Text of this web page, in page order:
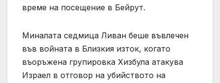
време на посещение в Бейрут.
Миналата седмица Ливан беше въвлечен
във войната в Близкия изток, когато
въоръжена групировка Хизбула атакува
Израел в отговор на убийството на